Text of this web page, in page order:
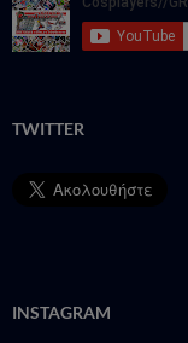
TWITTER
INSTAGRAM